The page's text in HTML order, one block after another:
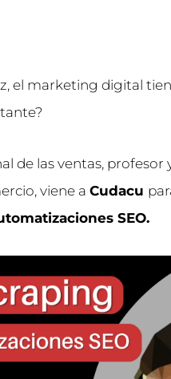
el marketing digital
de las ventas,
viene a Cudacu
SEO.